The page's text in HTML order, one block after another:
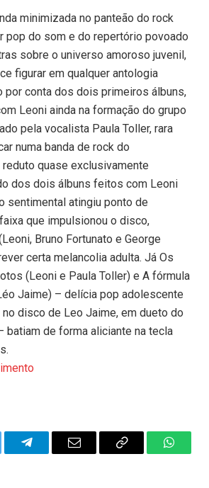
minimizada no panteão do rock
pop do som e do repertório povoado
sobre o universo amoroso juvenil,
figurar em qualquer antologia
por conta dos dois primeiros álbuns,
Leoni ainda na formação do grupo
pela vocalista Paula Toller, rara
numa banda de rock do
quase exclusivamente
dos dois álbuns feitos com Leoni
sentimental atingiu ponto de
que impulsionou o disco,
Bruno Fortunato e George
certa melancolia adulta. Já Os
(Leoni e Paula Toller) e A fórmula
Jaime) – delícia pop adolescente
disco de Leo Jaime, em dueto do
batiam de forma aliciante na tecla
TelegramEmail
Copy